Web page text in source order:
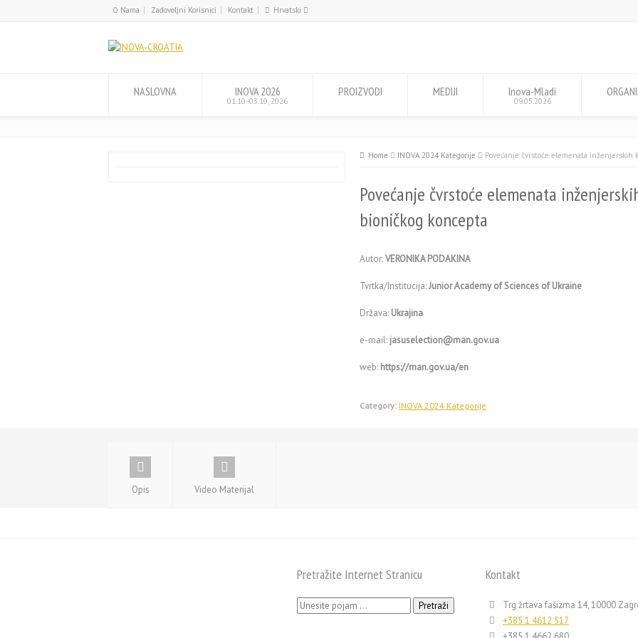
O Nama Zadovoljni Korisnici Kontakt
Hrvatski
NASLOVNA INOVA 2026
01.10.-03.10, 2026
PROIZVODI MEDIJI Inova-Mladi
09.05.2026
Home INOVA 2024 Kategorije Povećanje čvrstoće elemenata
Povećanje čvrstoće elemenata
bioničkog koncepta
Autor:VERONIKA PODAKINA
Tvrtka/Institucija:Junior Academy of Sciences of Ukraine
Država: Ukrajina
e-mail: jasuselection@man.gov.ua
web: https://man.gov.ua/en
Category: INOVA 2024 Kategorije
Opis Video Materijal
Pretražite Internet Stranicu
Pretraži:
Kontakt
Trg žrtava fašizma 14, 10000
+385 1 4612 517